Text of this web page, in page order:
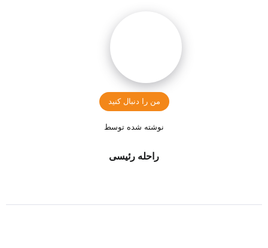
من را دنبال کنید
نوشته شده توسط
راحله رئیسی